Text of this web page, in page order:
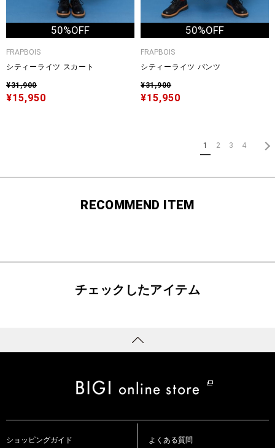
50%OFF
FRAPBOIS
シティーライツ スカート
¥31,900
¥15,950
50%OFF
FRAPBOIS
シティーライツ パンツ
¥31,900
¥15,950
1 2 3 4
RECOMMEND ITEM
チェックしたアイテム
ショッピングガイド よくある質問